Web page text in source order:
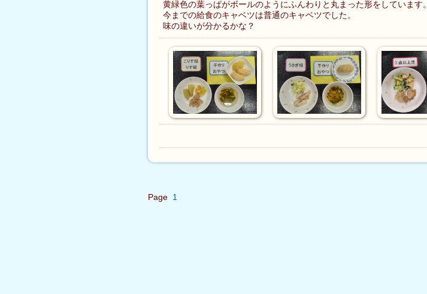
黄緑色の葉っぱがボールのようにふんわりと丸まった形をしています。
今までの給食のキャベツは普通のキャベツでした。
味の違いが分かるかな？
Page 1